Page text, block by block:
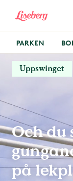
PARKEN
Uppswinget
Och du
på